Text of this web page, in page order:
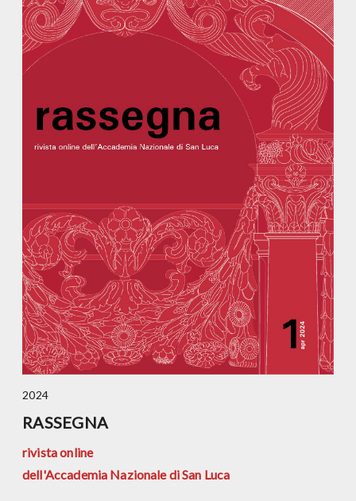
2024
RASSEGNA
rivista online
dell'Accademia Nazionale di San Luca